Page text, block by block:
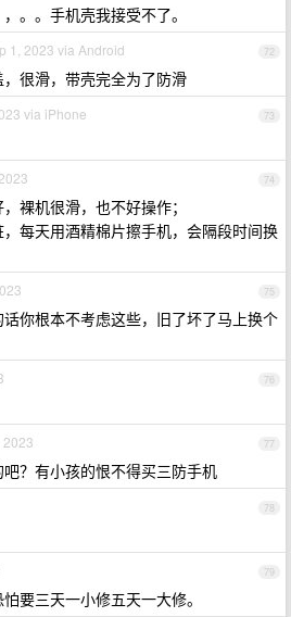
。。手机壳我接受不了。
72
1, 2023 via Android
很滑，带壳完全为了防滑
73
via iPhone
74
裸机很滑，也不好操作；
每天用酒精棉片擦手机，会隔段时间换
75
你根本不考虑这些，旧了坏了马上换个
76
77
2023
？有小孩的恨不得买三防手机
78
79
要三天一小修五天一大修。